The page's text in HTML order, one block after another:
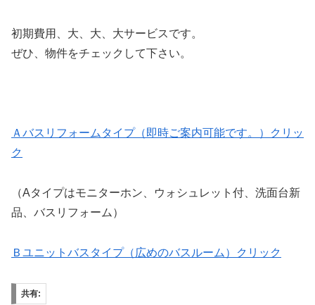
初期費用、大、大、大サービスです。
ぜひ、物件をチェックして下さい。
Ａバスリフォームタイプ（即時ご案内可能です。）クリッ
ク
（Aタイプはモニターホン、ウォシュレット付、洗面台新
品、バスリフォーム）
Ｂユニットバスタイプ（広めのバスルーム）クリック
共有: